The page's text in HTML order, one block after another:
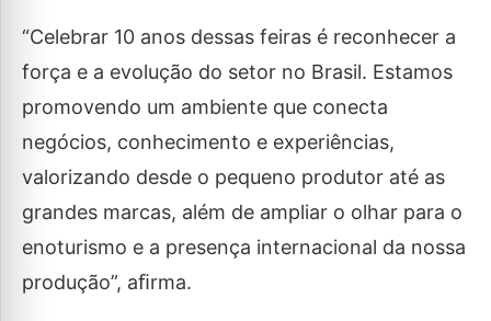
“Celebrar 10 anos dessas feiras é reconhecer a
força e a evolução do setor no Brasil. Estamos
promovendo um ambiente que conecta
negócios, conhecimento e experiências,
valorizando desde o pequeno produtor até as
grandes marcas, além de ampliar o olhar para o
enoturismo e a presença internacional da nossa
produção”, aﬁrma.